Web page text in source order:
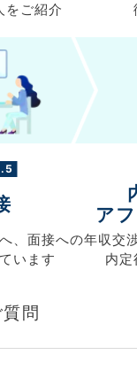
を ご紹介
、 面接への
います
ア
年収交
内
問